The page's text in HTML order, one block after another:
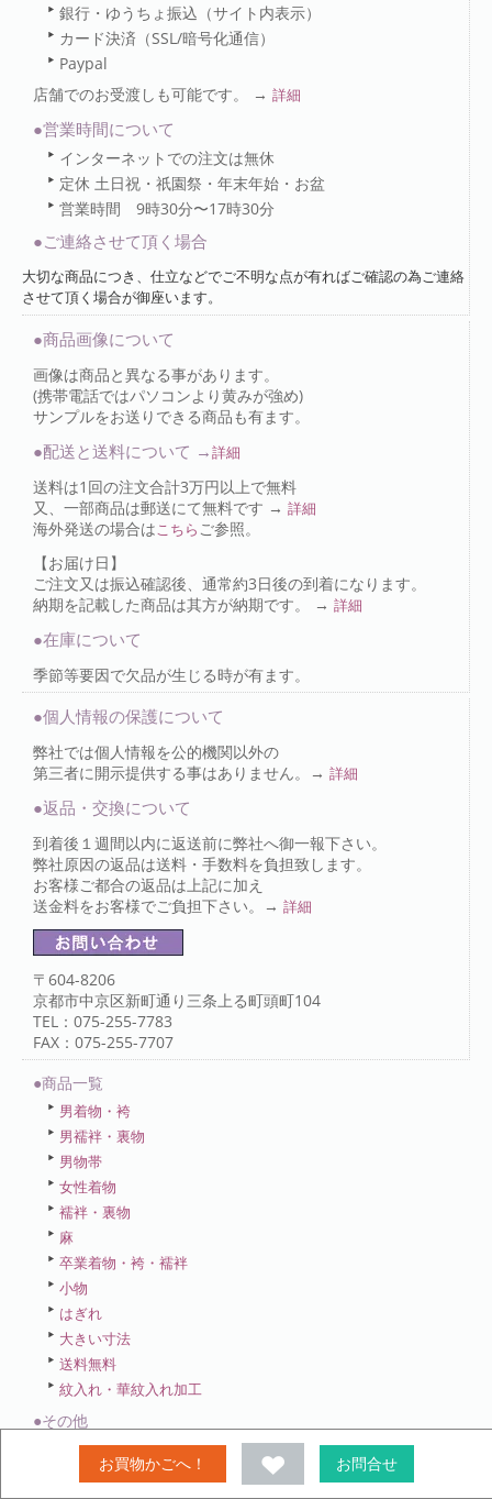
お買物かごへ！ お問合せ
銀行・ゆうちょ振込（サイト内表示）
カード決済（SSL/暗号化通信）
Paypal
店舗でのお受渡しも可能です。 → 詳細
●営業時間について
インターネットでの注文は無休
定休 土日祝・祇園祭・年末年始・お盆
営業時間 9時30分〜17時30分
●ご連絡させて頂く場合
大切な商品につき、仕立などでご不明な点が有ればご確認の為ご連絡
させて頂く場合が御座います。
●商品画像について
画像は商品と異なる事があります。
(携帯電話ではパソコンより黄みが強め)
サンプルをお送りできる商品も有ます。
●配送と送料について →詳細
送料は1回の注文合計3万円以上で無料
又、一部商品は郵送にて無料です → 詳細
海外発送の場合はこちら ご参照。
【お届け日】
ご注文又は振込確認後、通常約3日後の到着になります。
納期を記載した商品は其方が納期です。 → 詳細
●在庫について
季節等要因で欠品が生じる時が有ます。
●個人情報の保護について
弊社では個人情報を公的機関以外の
第三者に開示提供する事はありません。→ 詳細
●返品・交換について
到着後１週間以内に返送前に弊社へ御一報下さい。
弊社原因の返品は送料・手数料を負担致します。
お客様ご都合の返品は上記に加え
送金料をお客様でご負担下さい。→ 詳細
〒604-8206
京都市中京区新町通り三条上る町頭町104
TEL：075-255-7783
FAX：075-255-7707
●商品一覧
男着物・袴
男襦袢・裏物
男物帯
女性着物
襦袢・裏物
麻
卒業着物・袴・襦袢
小物
はぎれ
大きい寸法
送料無料
紋入れ・華紋入れ加工
●その他
仕立て・お誂え・測り方
サイズ表